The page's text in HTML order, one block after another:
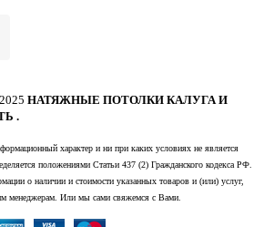
НАТЯЖНЫЕ ПОТОЛКИ КАЛУГА И
.
характер и ни при каких условиях не является
положениями Статьи 437 (2) Гражданского кодекса РФ.
о наличии и стоимости указанных товаров и (или) услуг,
менеджерам. Или мы сами свяжемся с Вами.